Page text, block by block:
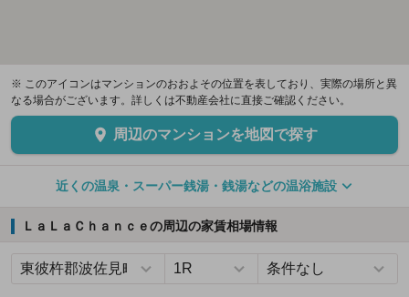
※ このアイコンはマンションのおおよその位置を表しており、実際の場所と異
なる場合がございます。詳しくは不動産会社に直接ご確認ください。
周辺のマンションを地図で探す
近くの温泉・スーパー銭湯・銭湯などの温浴施設
ＬａＬａＣｈａｎｃｅの周辺の家賃相場情報